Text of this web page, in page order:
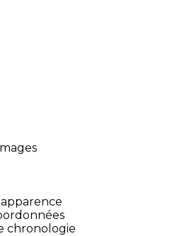
chronologie